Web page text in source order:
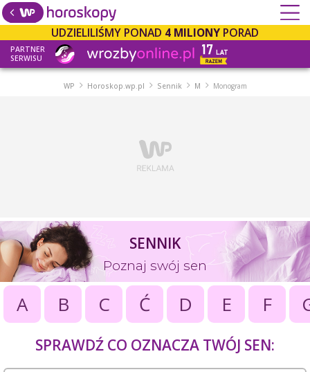
UDZIELILIŚMY PONAD 4 MILIONY PORAD
PARTNER
SERWISU
WP Horoskop.wp.pl Sennik M Monogram
SENNIK
Poznaj swój sen
A B C Ć D E F
SPRAWDŹ CO OZNACZA TWÓJ SEN: